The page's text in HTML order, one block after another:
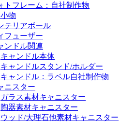
トフレーム：自社制作物
物
テリアボール
フューザー
ンドル関連
キャンドル本体
キャンドルスタンド/ホルダー
キャンドル：ラベル自社制作物
ニスター
ガラス素材キャニスター
陶器素材キャニスター
ウッド/大理石他素材キャニスター